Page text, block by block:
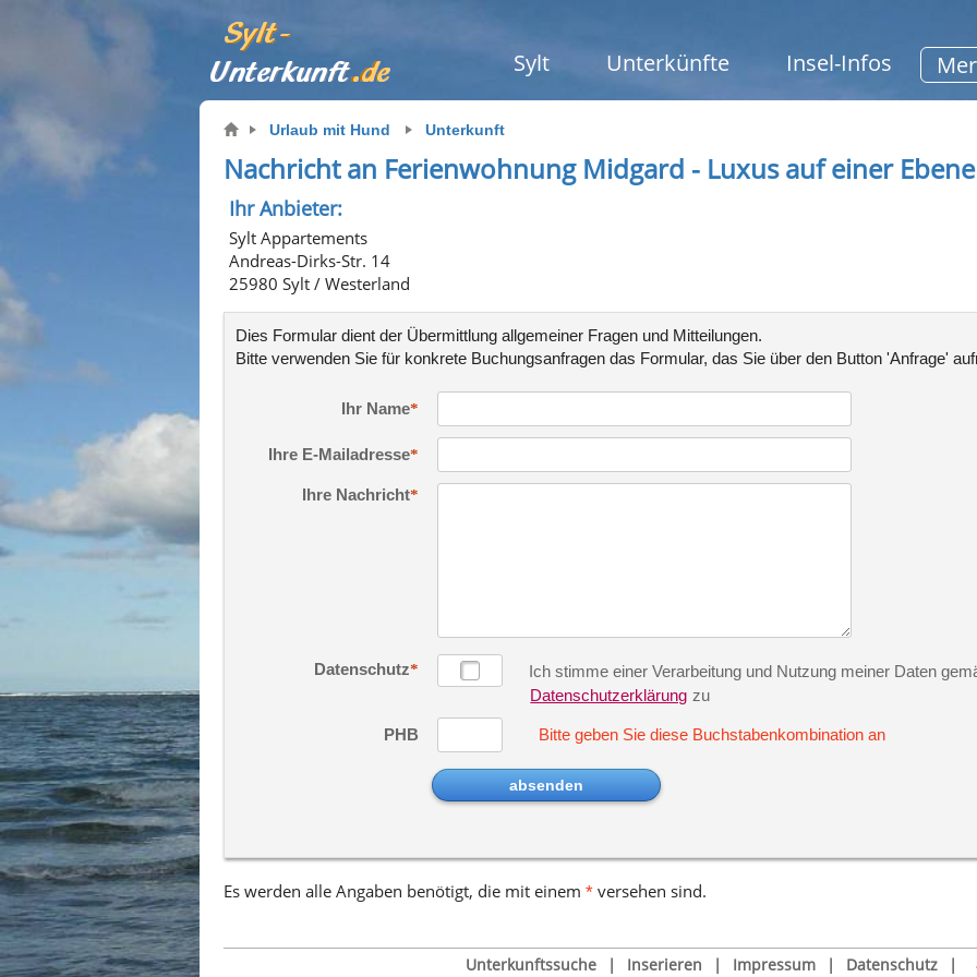
Sylt Unterkünfte Insel-Infos
Urlaub mit Hund Unterkunft
Nachricht an Ferienwohnung Midgard - Luxus auf einer Ebene
Ihr Anbieter:
Sylt Appartements
Andreas-Dirks-Str. 14
25980 Sylt / Westerland
Dies Formular dient der Übermittlung allgemeiner Fragen und Mitteilungen.
Bitte verwenden Sie für konkrete Buchungsanfragendas Formular, das Sie über den Button 'Anfrage'
Ihr Name
Ihre E-Mailadresse
Ihre Nachricht
Datenschutz
Ich stimme einer Verarbeitung und Nutzung meiner Daten
Datenschutzerklärung zu
PHB Bitte geben Sie diese Buchstabenkombination an
Es werden alle Angaben benötigt, die mit einem *versehen sind.
Unterkunftssuche Inserieren Impressum Datenschutz